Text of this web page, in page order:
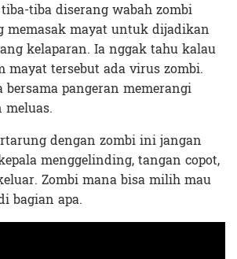
tiba-tiba diserang wabah zombi
memasak mayat untuk dijadikan
kelaparan. Ia nggak tahu kalau
mayat tersebut ada virus zombi.
pangeran memerangi
dengan zombi ini jangan
menggelinding, tangan copot,
Zombi mana bisa milih mau
bagian apa.